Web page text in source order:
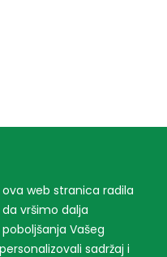
web stranica radila
vršimo dalja
Vašeg
sadržaj i